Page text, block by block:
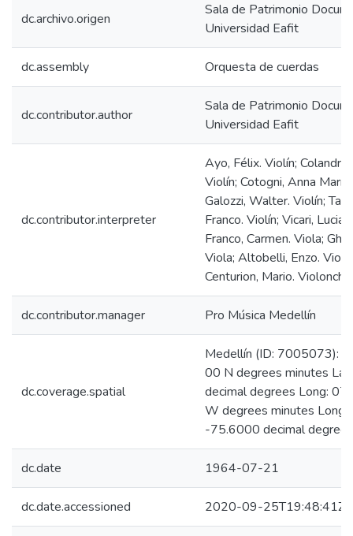
dc.archivo.origen
Sala de Patrimonio
Universidad Eafit
dc.assembly Orquesta de cuerdas
dc.contributor.author
Sala de Patrimonio
Universidad Eafit
dc.contributor.interpreter
Ayo, Félix. Violín;
Violín; Cotogni, Anna
Galozzi, Walter. Violín;
Franco. Violín; Vicari,
Franco, Carmen. Viola;
Viola; Altobelli, Enzo.
Centurion, Mario.
dc.contributor.manager Pro Música Medellín
dc.coverage.spatial
Medellín (ID: 7005073):
00 N degrees minutes
decimal degrees Long:
W degrees minutes Long:
-75.6000 decimal degrees
dc.date 1964-07-21
dc.date.accessioned 2020-09-25T19:48:41Z